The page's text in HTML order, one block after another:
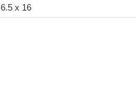
6.5 x 16